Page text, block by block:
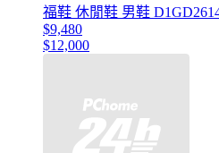
福鞋 休閒鞋 男鞋
$9,480
$12,000